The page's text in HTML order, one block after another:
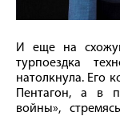
И еще на
турпоездка
натолкнула. Его
Пентагон, а в
войны»,